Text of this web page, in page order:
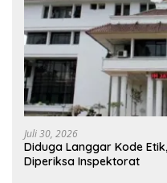
Juli 30, 2026
Diduga Langgar Kode
Diperiksa Inspektorat